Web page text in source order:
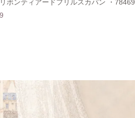
ボンティアードフリルスカパン ・78469